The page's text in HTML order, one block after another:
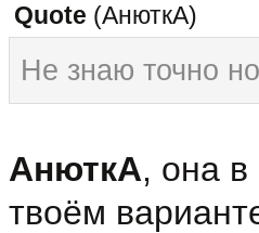
Quote (АнюткA)
Не знаю точно
АнюткA, она в
твоём